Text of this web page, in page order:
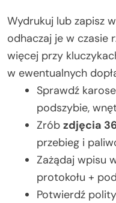
Wydrukuj lub zapisz
odhaczaj je w czasie
więcej przy
w ewentualnych
Sprawdź
podszybie,
Zrób zdjęcia
przebieg i
Zażądaj wpisu
protokołu +
Potwierdź